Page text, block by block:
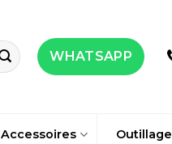
WHATSAPP
Accessoires Outillage